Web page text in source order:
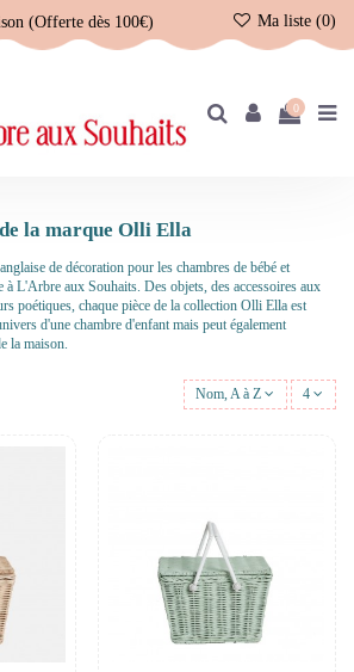
(Offerte dès 100€) Ma liste (0)
0
de la marque Olli Ella
de décoration pour les chambres de bébé et
à L'Arbre aux Souhaits. Des objets, des accessoires aux
poétiques, chaque pièce de la collection Olli Ella est
d'une chambre d'enfant mais peut également
la maison.
Nom, A à Z 4